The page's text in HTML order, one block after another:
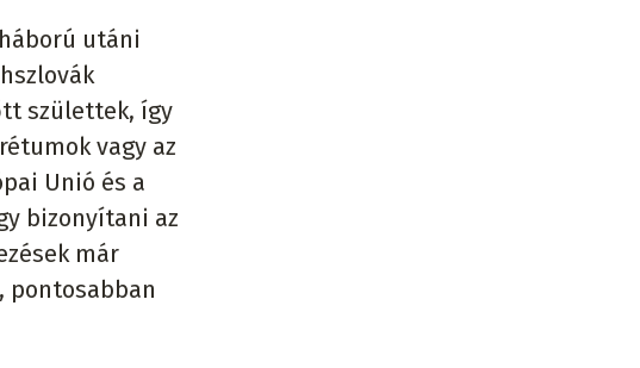
utáni
születtek, így
vagy az
Unió és a
bizonyítani az
már
pontosabban